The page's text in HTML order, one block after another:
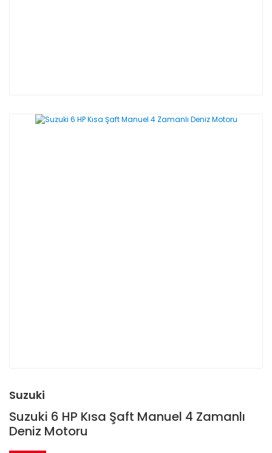
Suzuki
Suzuki 6 HP Kısa Şaft Manuel 4 Zamanlı
Deniz Motoru